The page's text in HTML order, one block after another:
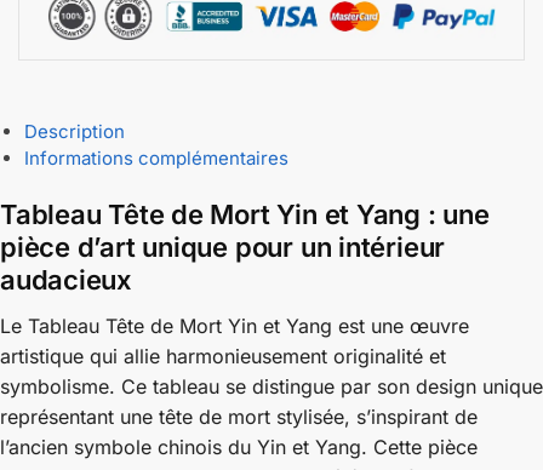
Description
Informations complémentaires
Tableau Tête de Mort Yin et Yang : une
pièce d’art unique pour un intérieur
audacieux
Le Tableau Tête de Mort Yin et Yang est une œuvre
artistique qui allie harmonieusement originalité et
symbolisme. Ce tableau se distingue par son design unique
représentant une tête de mort stylisée, s’inspirant de
l’ancien symbole chinois du Yin et Yang. Cette pièce